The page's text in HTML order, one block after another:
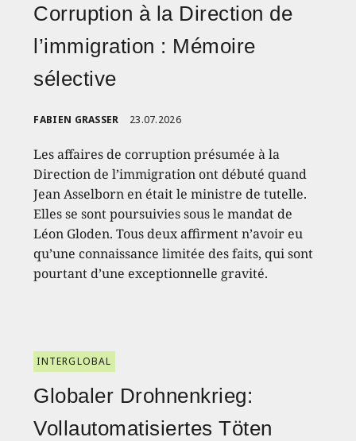
Corruption à la Direction de
l’immigration : Mémoire
sélective
FABIEN GRASSER 23.07.2026
Les affaires de corruption présumée à la
Direction de l’immigration ont débuté quand
Jean Asselborn en était le ministre de tutelle.
Elles se sont poursuivies sous le mandat de
Léon Gloden. Tous deux affirment n’avoir eu
qu’une connaissance limitée des faits, qui sont
pourtant d’une exceptionnelle gravité.
INTERGLOBAL
Globaler Drohnenkrieg:
Vollautomatisiertes Töten